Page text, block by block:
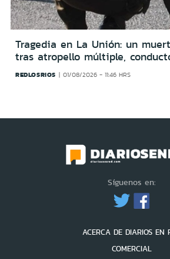
Tragedia en La Unión: un
tras atropello múltiple,
REDLOSRIOS 01/08/2026 - 11:46 HRS
Síguenos en:
ACERCA DE DIARIOS EN
COMERCIAL